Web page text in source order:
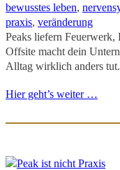
bewusstes leben,
praxis, veränderung
Peaks liefern Feuerwerk,
Offsite macht dein
Alltag wirklich anders tut.
Hier geht’s weiter …